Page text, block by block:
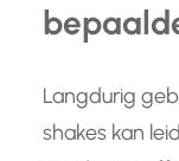
Langdurig
shakes kan